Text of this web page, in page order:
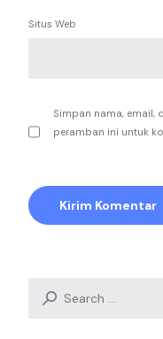
Situs Web
Simpan nama, email,
peramban ini untuk
Search